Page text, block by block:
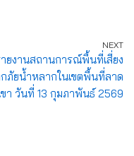
NEXT
ยงานสถานการณ์พื้นที่เสี่ยง
ภัยน้ำหลากในเขตพื้นที่ลาด
ขา วันที่ 13 กุมภาพันธ์ 2569